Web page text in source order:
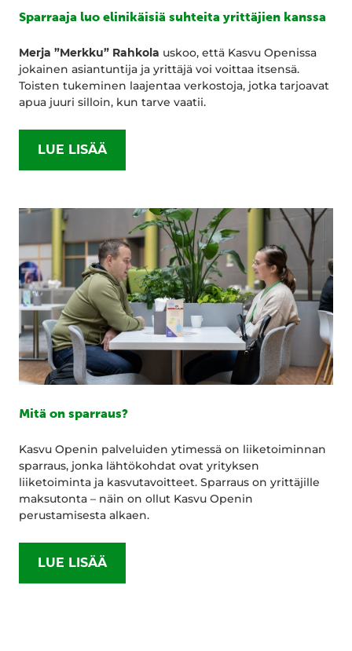
Sparraaja luo elinikäisiä suhteita yrittäjien kanssa
Merja ”Merkku” Rahkola uskoo, että Kasvu Openissa
jokainen asiantuntija ja yrittäjä voi voittaa itsensä.
Toisten tukeminen laajentaa verkostoja, jotka tarjoavat
apua juuri silloin, kun tarve vaatii.
LUE LISÄÄ
Mitä on sparraus?
Kasvu Openin palveluiden ytimessä on liiketoiminnan
sparraus, jonka lähtökohdat ovat yrityksen
liiketoiminta ja kasvutavoitteet. Sparraus on yrittäjille
maksutonta – näin on ollut Kasvu Openin
perustamisesta alkaen.
LUE LISÄÄ